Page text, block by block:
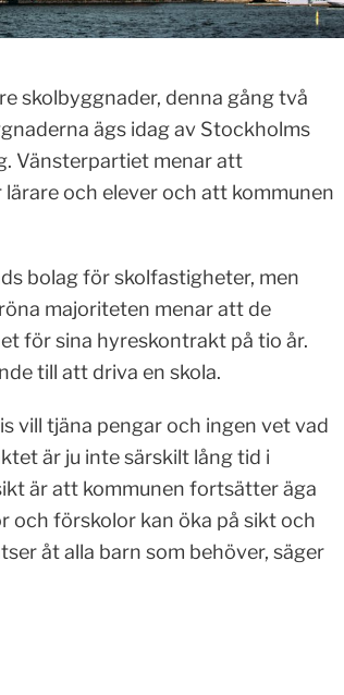
skolbyggnader, denna gång två
ägs idag av Stockholms
Vänsterpartiet menar att
och elever och att kommunen
bolag för skolfastigheter, men
majoriteten menar att de
för sina hyreskontrakt på tio år.
till att driva en skola.
vill tjäna pengar och ingen vet vad
är ju inte särskilt lång tid i
är att kommunen fortsätter äga
och förskolor kan öka på sikt och
åt alla barn som behöver, säger